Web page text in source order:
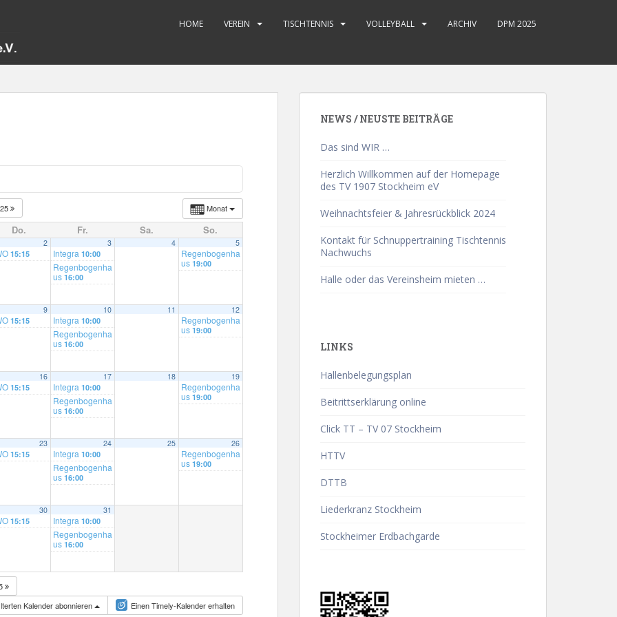
HOME VEREIN TISCHTENNIS VOLLEYBALL ARCHIV DPM 2025
Monat
Do. Fr. Sa. So.
2
15:15
3
Integra 10:00
Regenbogenha
us 16:00
4 5
Regenbogenha
us 19:00
9
15:15
10
Integra 10:00
Regenbogenha
us 16:00
11 12
Regenbogenha
us 19:00
16
15:15
17
Integra 10:00
Regenbogenha
us 16:00
18 19
Regenbogenha
us 19:00
23
15:15
24
Integra 10:00
Regenbogenha
us 16:00
25 26
Regenbogenha
us 19:00
30
15:15
31
Integra 10:00
Regenbogenha
us 16:00
Kalender abonnieren
Einen Timely-Kalender erhalten
NEWS / NEUSTE BEITRÄGE
Das sind WIR …
Herzlich Willkommen auf der Homepage
des TV 1907 Stockheim eV
Weihnachtsfeier & Jahresrückblick 2024
Kontakt für Schnuppertraining Tischtennis
Nachwuchs
Halle oder das Vereinsheim mieten …
LINKS
Hallenbelegungsplan
Beitrittserklärung online
Click TT – TV 07 Stockheim
HTTV
DTTB
Liederkranz Stockheim
Stockheimer Erdbachgarde